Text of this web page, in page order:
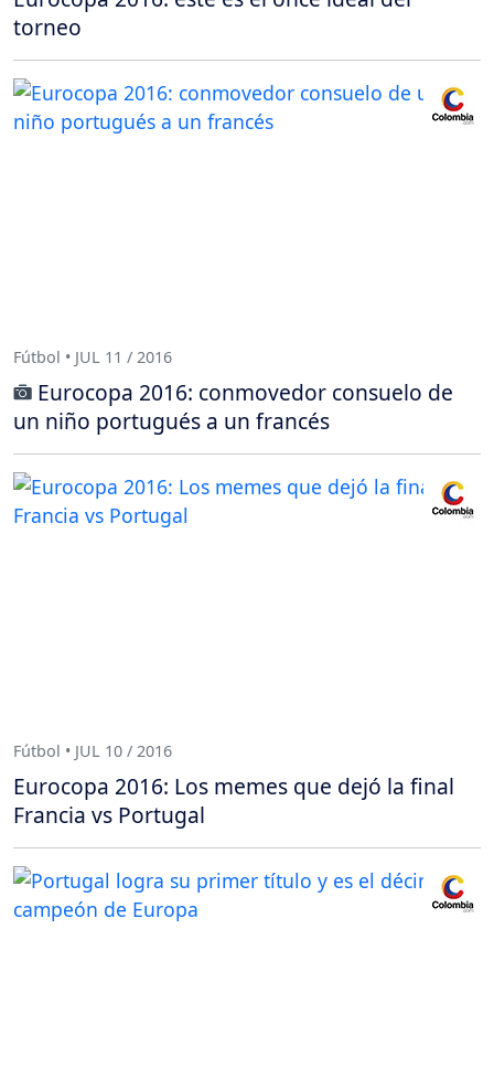
torneo
Fútbol • JUL 11 / 2016
Eurocopa 2016: conmovedor consuelo de
un niño portugués a un francés
Fútbol • JUL 10 / 2016
Eurocopa 2016: Los memes que dejó la final
Francia vs Portugal